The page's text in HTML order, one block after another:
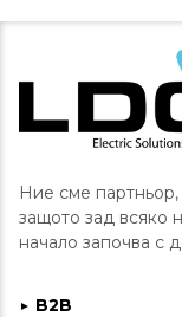
Ние сме
защото зад всяко
начало започва с
► B2B